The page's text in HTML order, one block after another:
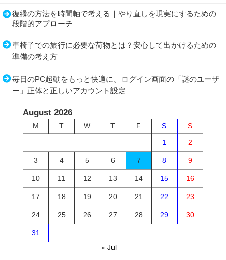
復縁の方法を時間軸で考える｜やり直しを現実にするための
段階的アプローチ
車椅子での旅行に必要な荷物とは？安心して出かけるための
準備の考え方
毎日のPC起動をもっと快適に。ログイン画面の「謎のユーザ
ー」正体と正しいアカウント設定
August 2026
M T W T F S
S
1
2
3 4 5 6 7 8 9
10 11 12 13 14 15 16
17 18 19 20 21 22 23
24 25 26 27 28 29 30
31
« Jul